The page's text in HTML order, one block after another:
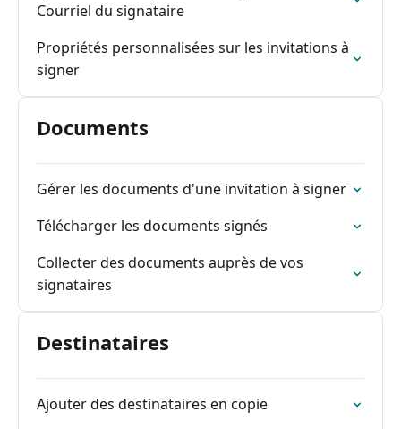
Courriel du signataire
Propriétés personnalisées sur les invitations à
signer
Documents
Gérer les documents d'une invitation à signer
Télécharger les documents signés
Collecter des documents auprès de vos
signataires
Destinataires
Ajouter des destinataires en copie